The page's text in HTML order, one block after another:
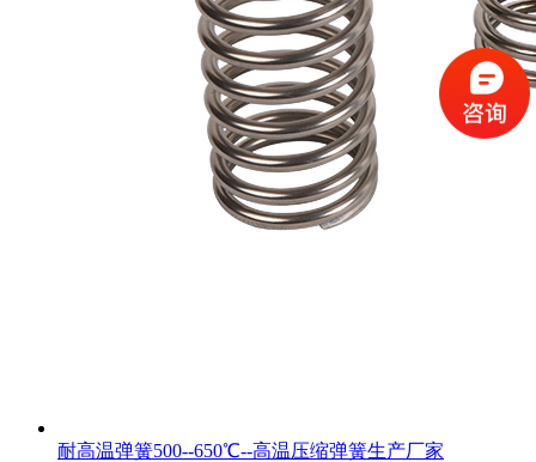
耐高温弹簧500--650℃--高温压缩弹簧生产厂家